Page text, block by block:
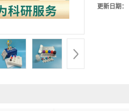
广州
2-8℃防潮避光